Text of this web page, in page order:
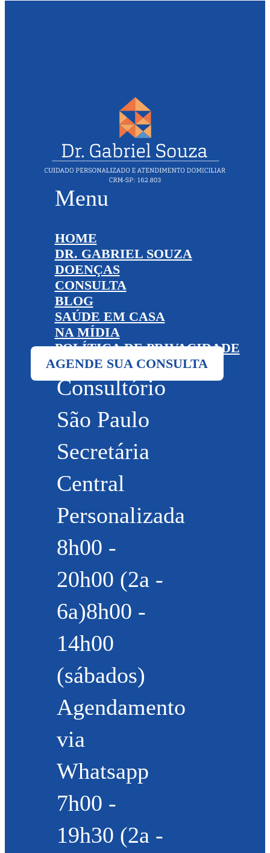
Menu
HOME
DR. GABRIEL SOUZA
DOENÇAS
CONSULTA
BLOG
SAÚDE EM CASA
NA MÍDIA
POLÍTICA DE PRIVACIDADE
AGENDE SUA CONSULTA
Consultório
São Paulo
Secretária
Central
Personalizada
8h00 -
20h00 (2a -
6a)8h00 -
14h00
(sábados)
Agendamento
via
Whatsapp
7h00 -
19h30 (2a -